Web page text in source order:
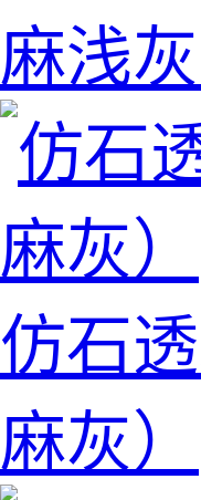
麻浅灰
仿石
麻灰）